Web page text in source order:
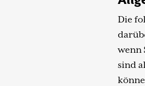
Die
wenn
sind